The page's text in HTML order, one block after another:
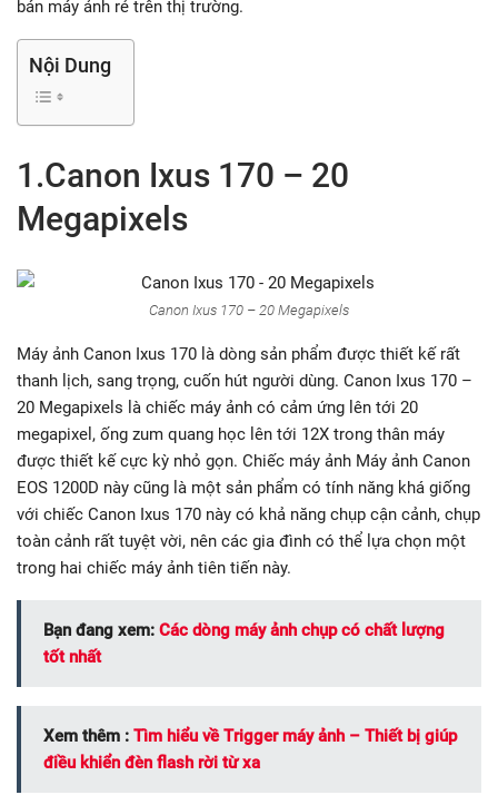
bán máy ảnh rẻ trên thị trường.
Nội Dung
1.Canon Ixus 170 – 20
Megapixels
Canon Ixus 170 – 20 Megapixels
Máy ảnh Canon Ixus 170 là dòng sản phẩm được thiết kế rất
thanh lịch, sang trọng, cuốn hút người dùng. Canon Ixus 170 –
20 Megapixels là chiếc máy ảnh có cảm ứng lên tới 20
megapixel, ống zum quang học lên tới 12X trong thân máy
được thiết kế cực kỳ nhỏ gọn. Chiếc máy ảnh Máy ảnh Canon
EOS 1200D này cũng là một sản phẩm có tính năng khá giống
với chiếc Canon Ixus 170 này có khả năng chụp cận cảnh, chụp
toàn cảnh rất tuyệt vời, nên các gia đình có thể lựa chọn một
trong hai chiếc máy ảnh tiên tiến này.
Bạn đang xem: Các dòng máy ảnh chụp có chất lượng
tốt nhất
Xem thêm : Tìm hiểu về Trigger máy ảnh – Thiết bị giúp
điều khiển đèn flash rời từ xa